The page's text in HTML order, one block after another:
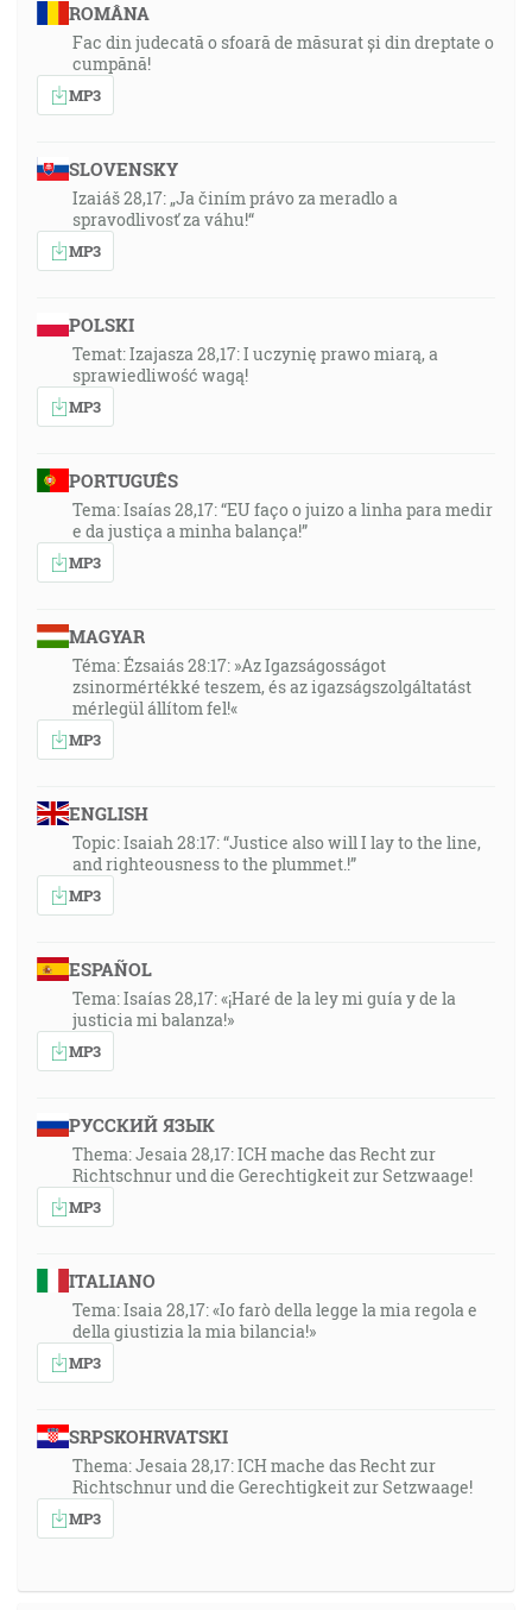
ROMÂNA
Fac din judecată o sfoară de măsurat și din dreptate o
cumpănă!
MP3
SLOVENSKY
Izaiáš 28,17: „Ja činím právo za meradlo a
spravodlivosť za váhu!“
MP3
POLSKI
Temat: Izajasza 28,17: I uczynię prawo miarą, a
sprawiedliwość wagą!
MP3
PORTUGUÊS
Tema: Isaías 28,17: “EU faço o juizo a linha para medir
e da justiça a minha balança!”
MP3
MAGYAR
Téma: Ézsaiás 28:17: »Az Igazságosságot
zsinormértékké teszem, és az igazságszolgáltatást
mérlegül állítom fel!«
MP3
ENGLISH
Topic: Isaiah 28:17: “Justice also will I lay to the line,
and righteousness to the plummet.!”
MP3
ESPAÑOL
Tema: Isaías 28,17: «¡Haré de la ley mi guía y de la
justicia mi balanza!»
MP3
РУССКИЙ ЯЗЫК
Thema: Jesaia 28,17: ICH mache das Recht zur
Richtschnur und die Gerechtigkeit zur Setzwaage!
MP3
ITALIANO
Tema: Isaia 28,17: «Io farò della legge la mia regola e
della giustizia la mia bilancia!»
MP3
SRPSKOHRVATSKI
Thema: Jesaia 28,17: ICH mache das Recht zur
Richtschnur und die Gerechtigkeit zur Setzwaage!
MP3